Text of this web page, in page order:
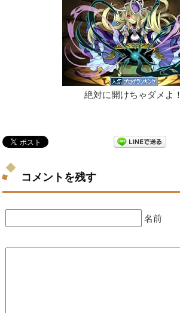
絶対に開けちゃダメよ！
コメントを残す
名前